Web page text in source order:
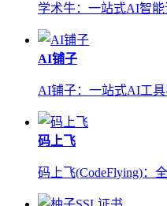
学术牛：一站式AI智
AI铺子
AI铺子：一站式AI工
码上飞
码上飞(CodeFlying)：